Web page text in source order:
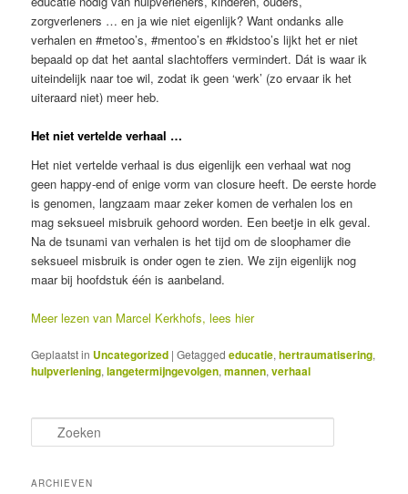
zorgverleners … en ja wie niet eigenlijk? Want ondanks alle
verhalen en #metoo’s, #mentoo’s en #kidstoo’s lijkt het er niet
bepaald op dat het aantal slachtoffers vermindert. Dát is waar ik
uiteindelijk naar toe wil, zodat ik geen ‘werk’ (zo ervaar ik het
uiteraard niet) meer heb.
Het niet vertelde verhaal …
Het niet vertelde verhaal is dus eigenlijk een verhaal wat nog
geen happy-end of enige vorm van closure heeft. De eerste horde
is genomen, langzaam maar zeker komen de verhalen los en
mag seksueel misbruik gehoord worden. Een beetje in elk geval.
Na de tsunami van verhalen is het tijd om de sloophamer die
seksueel misbruik is onder ogen te zien. We zijn eigenlijk nog
maar bij hoofdstuk één is aanbeland.
Meer lezen van Marcel Kerkhofs, lees hier
Geplaatst in Uncategorized |Getagged educatie,hertraumatisering,
hulpverlening,langetermijngevolgen,mannen,verhaal
o
k
ARCHIEVEN